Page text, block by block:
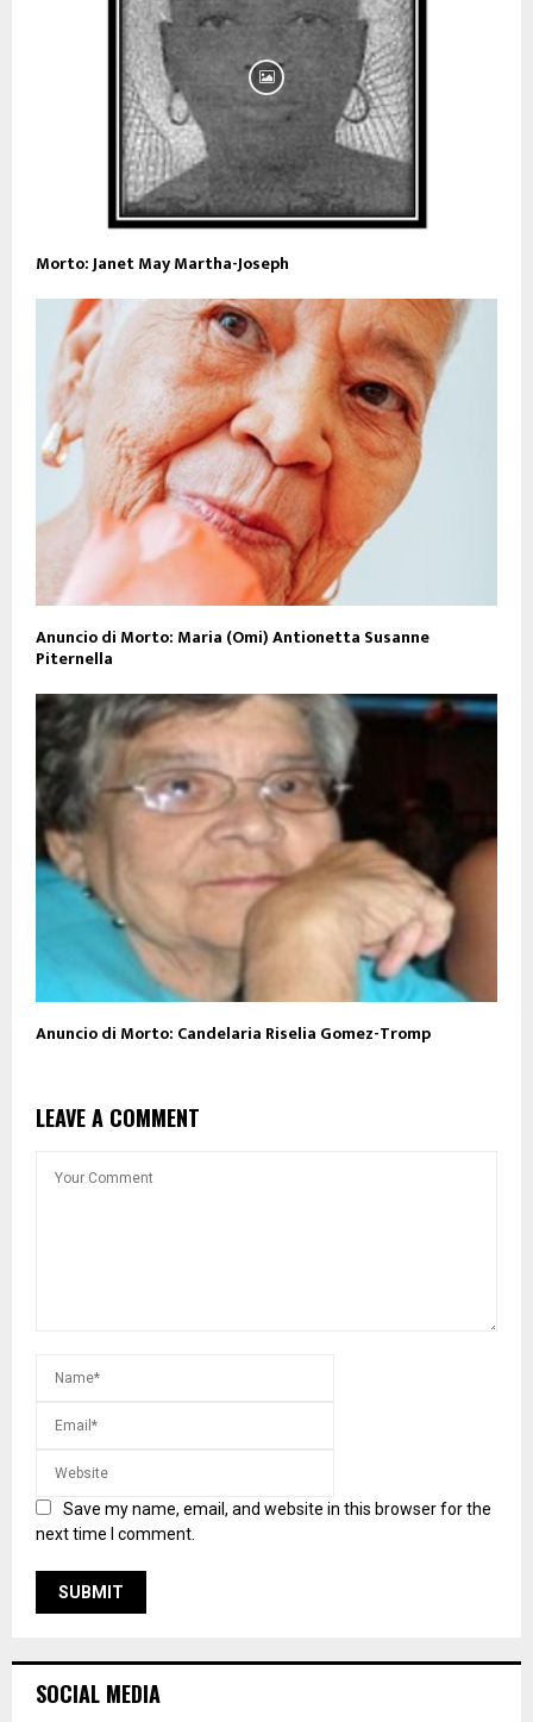
Morto: Janet May Martha-Joseph
Anuncio di Morto: Maria (Omi) Antionetta Susanne
Piternella
Anuncio di Morto: Candelaria Riselia Gomez-Tromp
LEAVE A COMMENT
Save my name, email, and website in this browser for the
next time I comment.
SOCIAL MEDIA